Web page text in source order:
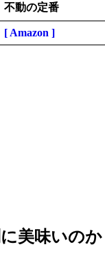
不動の定番
[ Amazon ]
美味いの